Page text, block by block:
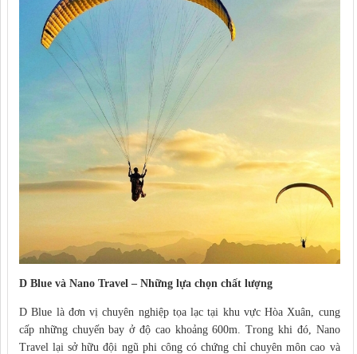
D Blue và Nano Travel – Những lựa chọn chất lượng
D Blue là đơn vị chuyên nghiệp tọa lạc tại khu vực Hòa Xuân, cung
cấp những chuyến bay ở độ cao khoảng 600m. Trong khi đó, Nano
Travel lại sở hữu đội ngũ phi công có chứng chỉ chuyên môn cao và